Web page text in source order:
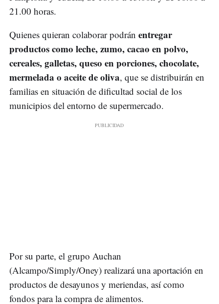
21.00 horas.
Quienes quieran colaborar podrán entregar
productos como leche, zumo, cacao en polvo,
cereales, galletas, queso en porciones, chocolate,
mermelada o aceite de oliva, que se distribuirán en
familias en situación de dificultad social de los
municipios del entorno de supermercado.
Por su parte, el grupo Auchan
(Alcampo/Simply/Oney) realizará una aportación en
productos de desayunos y meriendas, así como
fondos para la compra de alimentos.